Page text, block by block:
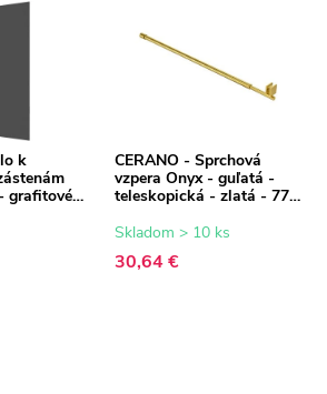
k
grafitové
CERANO - Sprchová
vzpera Onyx - guľatá -
teleskopická - zlatá - 77-
Skladom > 10 ks
30,64 €